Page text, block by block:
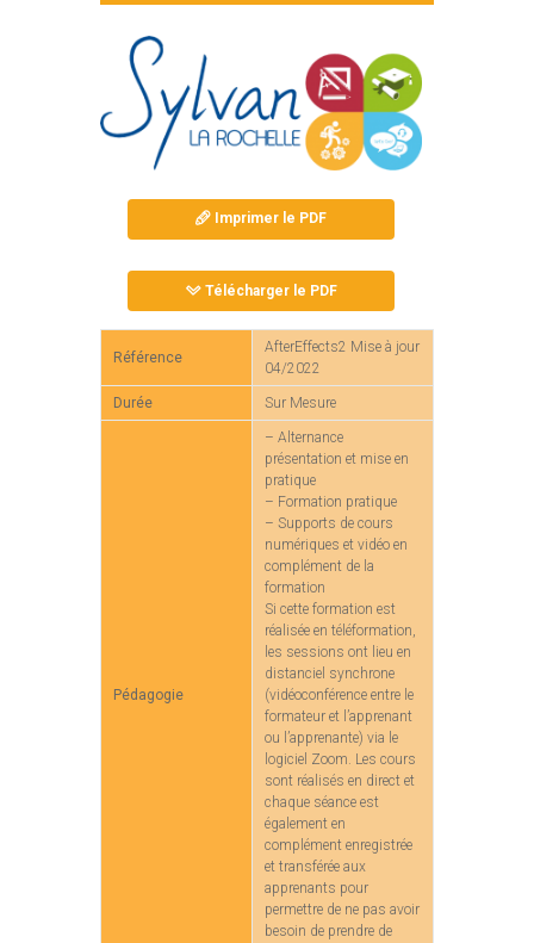
Imprimer le PDF
Télécharger le PDF
Référence
AfterEffects2 Mise à jour
04/2022
Durée Sur Mesure
Pédagogie
– Alternance
présentation et mise en
pratique
– Formation pratique
– Supports de cours
numériques et vidéo en
complément de la
formation
Si cette formation est
réalisée en téléformation,
les sessions ont lieu en
distanciel synchrone
(vidéoconférence entre le
formateur et l’apprenant
ou l’apprenante) via le
logiciel Zoom. Les cours
sont réalisés en direct et
chaque séance est
également en
complément enregistrée
et transférée aux
apprenants pour
permettre de ne pas avoir
besoin de prendre de